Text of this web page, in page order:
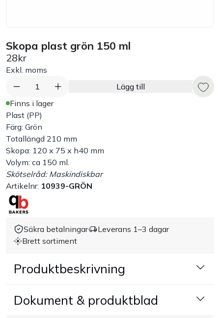
Arbetskläder
Plåtbyte
Monin
Handla efter bransch
Varumärken
Outlet
Skopa plast grön 150 ml
28kr
Exkl. moms
1
Lägg till
Finns i lager
Plast (PP)
Färg: Grön
Totallängd 210 mm
Skopa: 120 x 75 x h40 mm
Volym: ca 150 ml.
Skötselråd: Maskindiskbar
Artikelnr: 10939-GRÖN
Säkra betalningar
Leverans 1–3 dagar
Brett sortiment
Produktbeskrivning
Dokument & produktblad